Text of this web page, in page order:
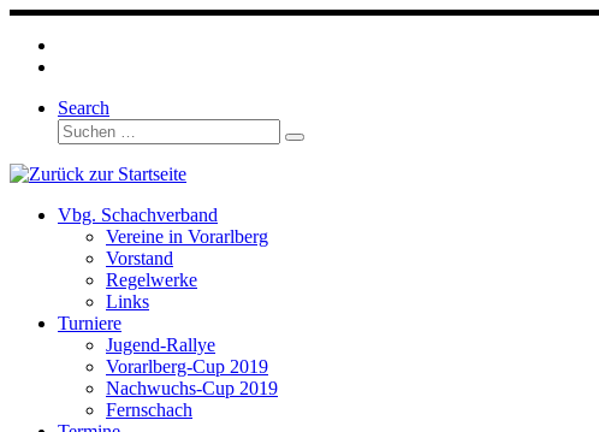
Zum
Inhalt
springen
Search
Suche
Suchen …
Vbg. Schachverband
Vereine in Vorarlberg
Vorstand
Regelwerke
Links
Turniere
Jugend-Rallye
Vorarlberg-Cup 2019
Nachwuchs-Cup 2019
Fernschach